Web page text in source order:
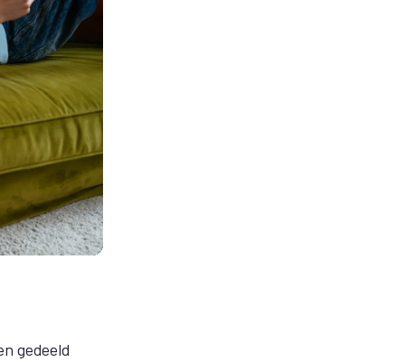
gedeeld